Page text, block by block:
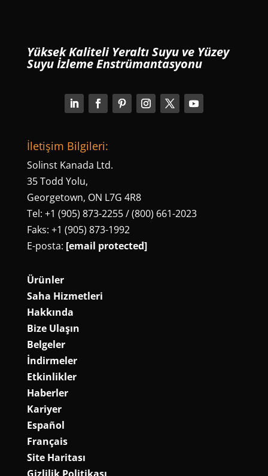
Yüksek Kaliteli Yeraltı Suyu ve Yüzey
Suyu İzleme Enstrümantasyonu
İletişim Bilgileri:
Solinst Kanada Ltd.
35 Todd Yolu,
Georgetown, ON L7G 4R8
Tel: +1 (905) 873-2255 / (800) 661-2023
Faks: +1 (905) 873-1992
E-posta: [email protected]
Ürünler
Saha Hizmetleri
Hakkında
Bize Ulaşın
Belgeler
İndirmeler
Etkinlikler
Haberler
Kariyer
Español
Français
Site Haritası